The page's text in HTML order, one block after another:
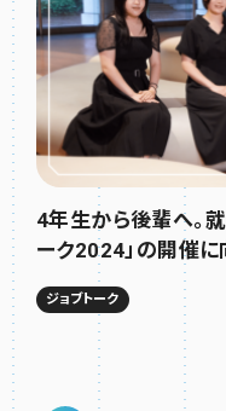
4年生から後輩へ。
ーク2024」の開催に
ジョブトーク